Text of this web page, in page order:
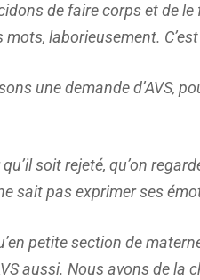
de faire corps et de
mots, laborieusement.
une demande d’AVS,
qu’il soit rejeté, qu’on
sait pas exprimer ses
petite section de
aussi. Nous avons de la